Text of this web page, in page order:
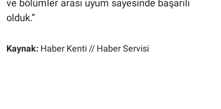
ve bölümler arası uyum sayesinde başarılı
olduk.”
Kaynak: Haber Kenti // Haber Servisi